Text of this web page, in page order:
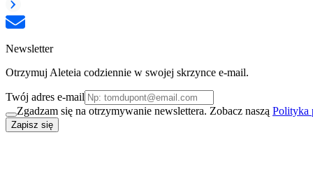
Newsletter
Otrzymuj Aleteia codziennie w swojej skrzynce e-mail.
Twój adres e-mail
Zgadzam się na otrzymywanie newslettera. Zobacz naszą Polityka
Zapisz się